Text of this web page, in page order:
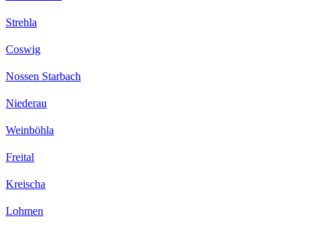
Strehla
Coswig
Nossen Starbach
Niederau
Weinböhla
Freital
Kreischa
Lohmen